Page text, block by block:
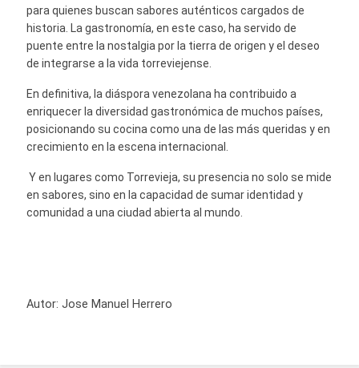
para quienes buscan sabores auténticos cargados de
historia. La gastronomía, en este caso, ha servido de
puente entre la nostalgia por la tierra de origen y el deseo
de integrarse a la vida torreviejense.
En definitiva, la diáspora venezolana ha contribuido a
enriquecer la diversidad gastronómica de muchos países,
posicionando su cocina como una de las más queridas y en
crecimiento en la escena internacional.
Y en lugares como Torrevieja, su presencia no solo se mide
en sabores, sino en la capacidad de sumar identidad y
comunidad a una ciudad abierta al mundo.
Autor: Jose Manuel Herrero